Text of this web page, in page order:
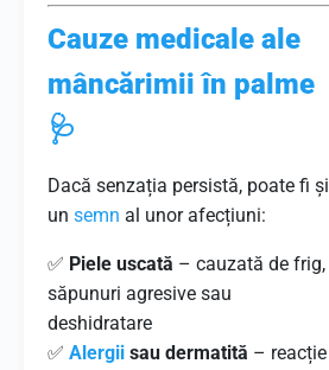
Cauze medicale ale
mâncărimii în palme
🩺
Dacă senzația persistă, poate fi și
un semn al unor afecțiuni:
✅ Piele uscată – cauzată de frig,
săpunuri agresive sau
deshidratare
✅ Alergii sau dermatită – reacție